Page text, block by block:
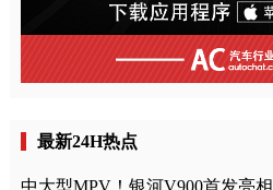
最新24H热点